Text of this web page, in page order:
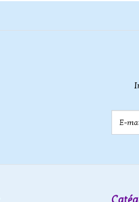
E-mail